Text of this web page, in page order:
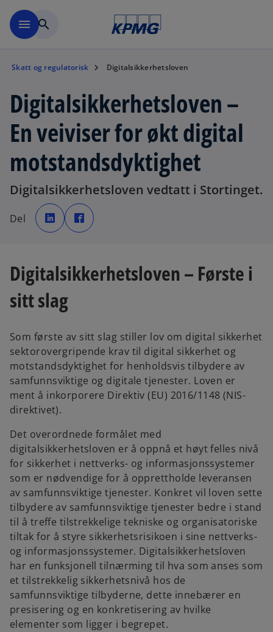
menu search
Skatt og regulatorisk Digitalsikkerhetsloven
Digitalsikkerhetsloven –
En veiviser for økt digital
motstandsdyktighet
Digitalsikkerhetsloven vedtatt i Stortinget.
Del
o
p
e
n
n
e
w
b
p
e
e
w
Digitalsikkerhetsloven – Første i
sitt slag
Som første av sitt slag stiller lov om digital sikkerhet
sektorovergripende krav til digital sikkerhet og
motstandsdyktighet for henholdsvis tilbydere av
samfunnsviktige og digitale tjenester. Loven er
ment å inkorporere Direktiv (EU) 2016/1148 (NIS-
direktivet).
Det overordnede formålet med
digitalsikkerhetsloven er å oppnå et høyt felles nivå
for sikkerhet i nettverks- og informasjonssystemer
som er nødvendige for å opprettholde leveransen
av samfunnsviktige tjenester. Konkret vil loven sette
tilbydere av samfunnsviktige tjenester bedre i stand
til å treffe tilstrekkelige tekniske og organisatoriske
tiltak for å styre sikkerhetsrisikoen i sine nettverks-
og informasjonssystemer. Digitalsikkerhetsloven
har en funksjonell tilnærming til hva som anses som
et tilstrekkelig sikkerhetsnivå hos de
samfunnsviktige tilbyderne, dette innebærer en
presisering og en konkretisering av hvilke
elementer som ligger i begrepet.